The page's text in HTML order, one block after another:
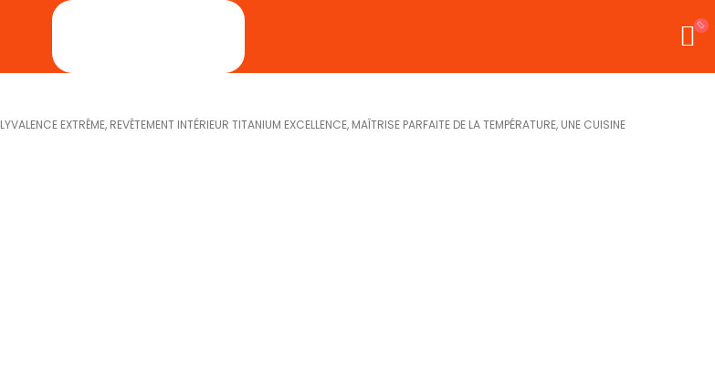
EXTRÊME, REVÊTEMENT INTÉRIEUR TITANIUM EXCELLENCE, MAÎTRISE PARFAITE DE LA TEMPÉRATURE, UNE CUISINE